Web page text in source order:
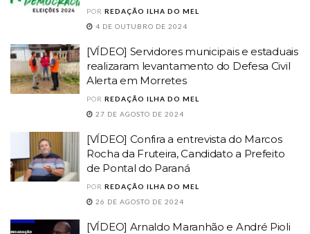
POR REDAÇÃO ILHA DO MEL
4 DE OUTUBRO DE 2024
[VÍDEO] Servidores municipais e estaduais
realizaram levantamento do Defesa Civil
Alerta em Morretes
POR REDAÇÃO ILHA DO MEL
27 DE AGOSTO DE 2024
[VÍDEO] Confira a entrevista do Marcos
Rocha da Fruteira, Candidato a Prefeito
de Pontal do Paraná
POR REDAÇÃO ILHA DO MEL
26 DE AGOSTO DE 2024
[VÍDEO] Arnaldo Maranhão e André Pioli